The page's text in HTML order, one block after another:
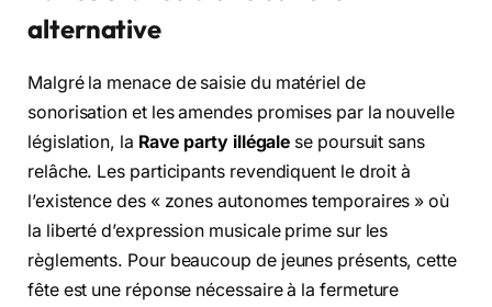
alternative
Malgré la menace de saisie du matériel de
sonorisation et les amendes promises par la nouvelle
législation, la Rave party illégale se poursuit sans
relâche. Les participants revendiquent le droit à
l’existence des « zones autonomes temporaires » où
la liberté d’expression musicale prime sur les
règlements. Pour beaucoup de jeunes présents, cette
fête est une réponse nécessaire à la fermeture